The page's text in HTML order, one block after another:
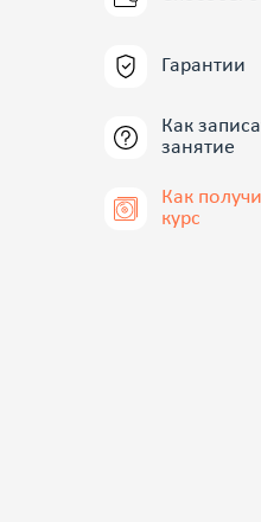
Гарантии
Как
занятие
Как
курс